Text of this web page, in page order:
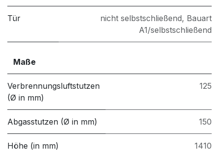
Tür nicht selbstschließend, Bauart
A1/selbstschließend
Maße
Verbrennungsluftstutzen
(Ø in mm)
125
Abgasstutzen (Ø in mm) 150
Höhe (in mm) 1410